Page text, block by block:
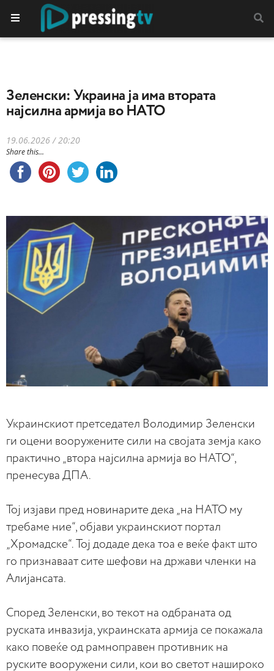
Зеленски: Украина ја има втората
најсилна армија во НАТО
19.06.2026 / 20:20
Share this...
Украинскиот претседател Володимир Зеленски
ги оцени вооружените сили на својата земја како
практично „втора најсилна армија во НАТО“,
пренесува ДПА.
Тој изјави пред новинарите дека „на НАТО му
требаме ние“, објави украинскиот портал
„Хромадске“. Тој додаде дека тоа е веќе факт што
го признаваат сите шефови на држави членки на
Алијансата.
Според Зеленски, во текот на одбраната од
руската инвазија, украинската армија се покажала
како повеќе од рамноправен противник на
руските вооружени сили, кои во светот нашироко